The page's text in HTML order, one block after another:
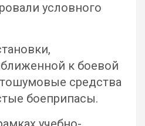
условного
к боевой
средства
боеприпасы.